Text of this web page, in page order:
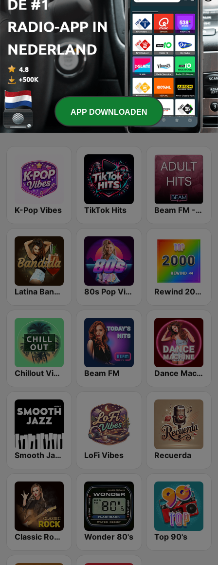
Pagina van 30
1
2 > >>
Online radiostations die wij leuk vinden
K-Pop Vibes TikTok Hits Beam FM - Adult Hits
Latina Bandida! 80s Pop Vibes Rewind 2000's
Chillout Vibes Beam FM Dance Machine
Smooth Jazz - Groov LoFi Vibes Recuerda
Classic Rock Station Wonder 80's Top 90's
APP DOWNLOADEN